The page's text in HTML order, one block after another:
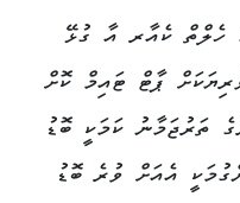
ހެލްތް ކެއާރ އާ ގުޅޭ
ޕާޓް ޓައިމް ކޮށް
ތަރުޖަމާނު ކަމަކީ ބޮޑު
އެއަށް ވުރެ ބޮޑު